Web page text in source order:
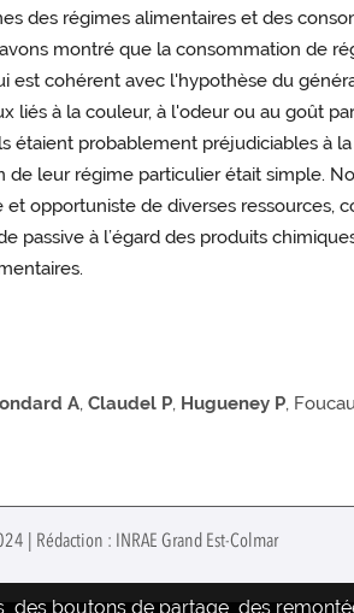
des régimes alimentaires et des
montré que la consommation de
est cohérent avec l'hypothèse du
liés à la couleur, à l'odeur ou au goût
étaient probablement préjudiciables à
de leur régime particulier était simple.
opportuniste de diverses ressources,
passive à l’égard des produits
A, Claudel P, Hugueney P,
| Rédaction : INRAE Grand Est-Colmar
des boutons de partage, des